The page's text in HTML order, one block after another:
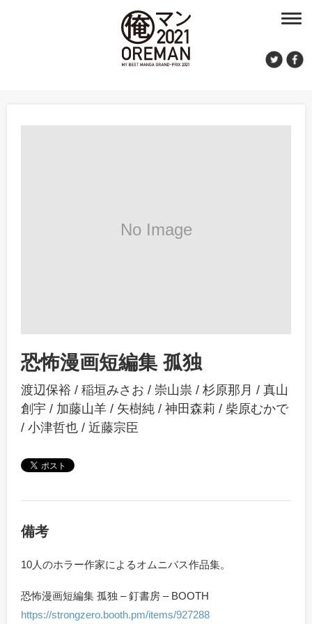
恐怖漫画短編集 孤独
渡辺保裕 / 稲垣みさお / 崇山祟 / 杉原那月 / 真山
創宇 / 加藤山羊 / 矢樹純 / 神田森莉 / 柴原むかで
/ 小津哲也 / 近藤宗臣
備考
10人のホラー作家によるオムニバス作品集。
恐怖漫画短編集 孤独 – 釘書房 – BOOTH
https://strongzero.booth.pm/items/927288